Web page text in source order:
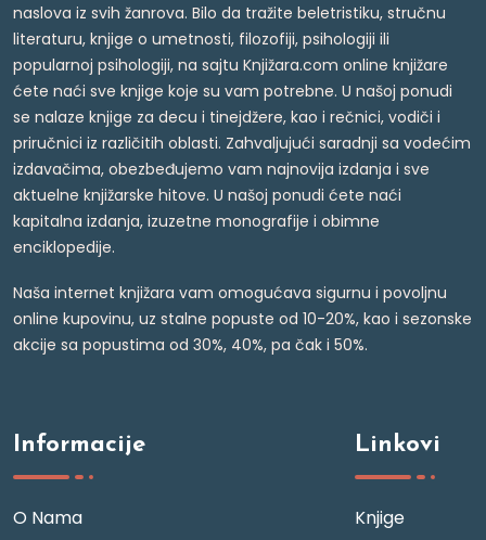
naslova iz svih žanrova. Bilo da tražite beletristiku, stručnu
literaturu, knjige o umetnosti, filozofiji, psihologiji ili
popularnoj psihologiji, na sajtu Knjižara.com online knjižare
ćete naći sve knjige koje su vam potrebne. U našoj ponudi
se nalaze knjige za decu i tinejdžere, kao i rečnici, vodiči i
priručnici iz različitih oblasti. Zahvaljujući saradnji sa vodećim
izdavačima, obezbeđujemo vam najnovija izdanja i sve
aktuelne knjižarske hitove. U našoj ponudi ćete naći
kapitalna izdanja, izuzetne monografije i obimne
enciklopedije.
Naša internet knjižara vam omogućava sigurnu i povoljnu
online kupovinu, uz stalne popuste od 10-20%, kao i sezonske
akcije sa popustima od 30%, 40%, pa čak i 50%.
Informacije
O Nama
Linkovi
Knjige